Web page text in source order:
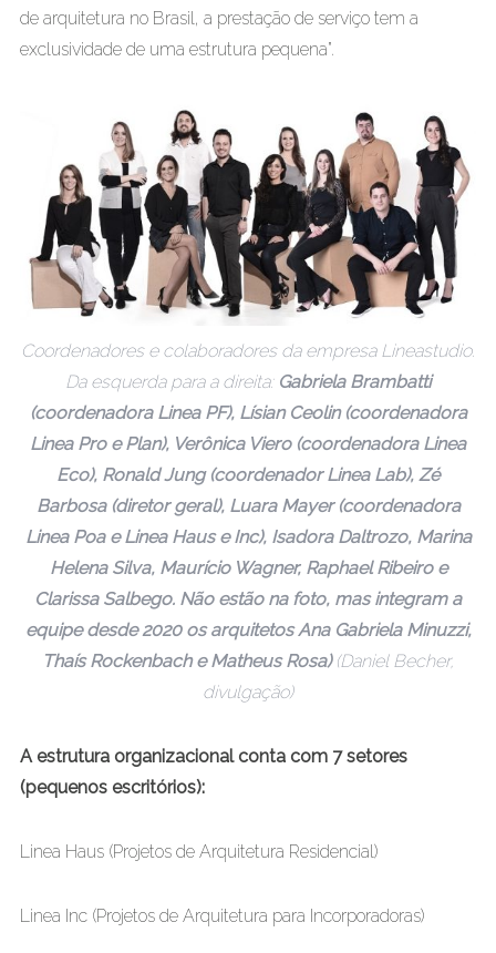
de arquitetura no Brasil, a prestação de serviço tem a
exclusividade de uma estrutura pequena”.
Coordenadores e colaboradores da empresa Lineastudio.
Da esquerda para a direita: Gabriela Brambatti
(coordenadora Linea PF), Lísian Ceolin (coordenadora
Linea Pro e Plan), Verônica Viero (coordenadora Linea
Eco), Ronald Jung (coordenador Linea Lab), Zé
Barbosa (diretor geral), Luara Mayer (coordenadora
Linea Poa e Linea Haus e Inc), Isadora Daltrozo, Marina
Helena Silva, Maurício Wagner, Raphael Ribeiro e
Clarissa Salbego. Não estão na foto, mas integram a
equipe desde 2020 os arquitetos Ana Gabriela Minuzzi,
Thaís Rockenbach e Matheus Rosa)(Daniel Becher,
divulgação)
A estrutura organizacional conta com 7 setores
(pequenos escritórios):
Linea Haus (Projetos de Arquitetura Residencial)
Linea Inc (Projetos de Arquitetura para Incorporadoras)